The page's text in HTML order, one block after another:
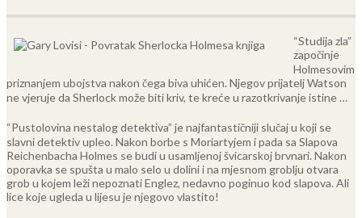
“Studija zla”
započinje
Holmesovim
priznanjem ubojstva nakon čega biva uhićen. Njegov prijatelj Watson
ne vjeruje da Sherlock može biti kriv, te kreće u razotkrivanje istine …
“Pustolovina nestalog detektiva” je najfantastičniji slučaj u koji se
slavni detektiv upleo. Nakon borbe s Moriartyjem i pada sa Slapova
Reichenbacha Holmes se budi u usamljenoj švicarskoj brvnari. Nakon
oporavka se spušta u malo selo u dolini i na mjesnom groblju otvara
grob u kojem leži nepoznati Englez, nedavno poginuo kod slapova. Ali
lice koje ugleda u lijesu je njegovo vlastito!